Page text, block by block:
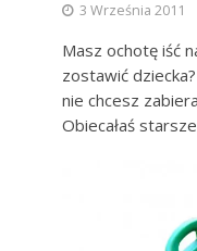
3 Września 2011
Masz ochotę iść
zostawić
nie chcesz
Obiecałaś